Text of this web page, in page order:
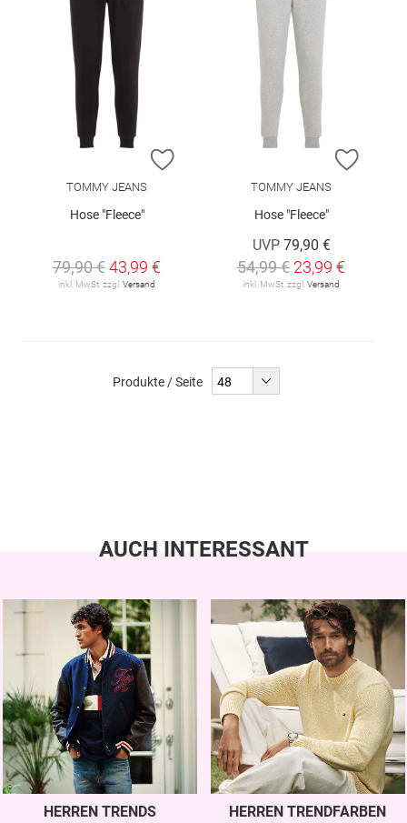
ZUR WUNSCHLISTE HINZUFÜGEN
TOMMY JEANS
Hose "Fleece"
79,90 €43,99 €
inkl. MwSt. zzgl. Versand
ZUR
TOMMY JEANS
Hose "Fleece"
UVP 79,90 €
54,99 € 23,99 €
inkl. MwSt. zzgl. Versand
Produkte / Seite
AUCH INTERESSANT
HERREN TRENDS HERREN TRENDFARBEN